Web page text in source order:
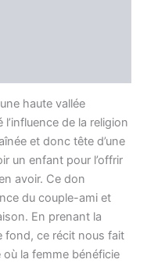
haute vallée
de la religion
et donc tête d’une
un enfant pour l’offrir
avoir. Ce don
du couple-ami et
En prenant la
fond, ce récit nous fait
la femme bénéficie